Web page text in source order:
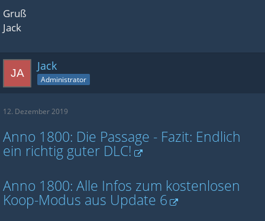
Gruß
Jack
Jack
Administrator
12. Dezember 2019
Anno 1800: Die Passage - Fazit: Endlich
ein richtig guter DLC!
Anno 1800: Alle Infos zum kostenlosen
Koop-Modus aus Update 6